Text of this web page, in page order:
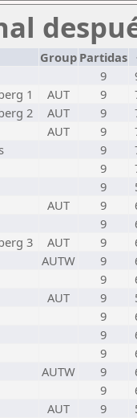
Group Partidas
9
1 AUT 9
2 AUT 9
AUT 9
9
9
9
AUT 9
9
3 AUT 9
AUTW 9
9
AUT 9
9
9
9
AUTW 9
9
AUT 9